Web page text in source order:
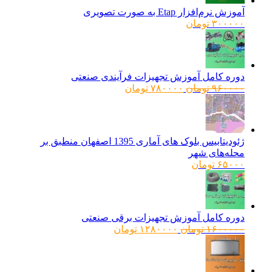
آموزش نرم‌افزار Etap به صورت تصویری
۳۰۰۰۰۰ تومان
دوره کامل آموزش تجهیزات فرآیندی صنعتی
۹۶۰۰۰۰ تومانقیمت
۷۸۰۰۰۰ تومانقیمت
ژئودیتابیس بلوک های آماری 1395 اصفهان منطبق بر
محله‌های شهر
۶۵۰۰۰ تومان
دوره کامل آموزش تجهیزات برقی صنعتی
۱۶۰۰۰۰۰ تومانقیمت
۱۲۸۰۰۰۰ تومانقیمت